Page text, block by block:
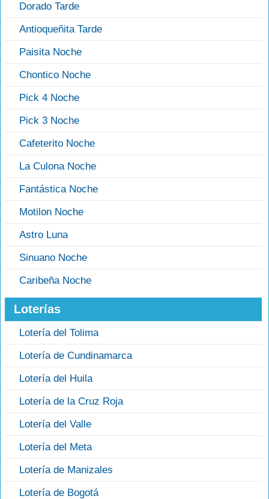
Dorado Tarde
Antioqueñita Tarde
Paisita Noche
Chontico Noche
Pick 4 Noche
Pick 3 Noche
Cafeterito Noche
La Culona Noche
Fantástica Noche
Motilon Noche
Astro Luna
Sinuano Noche
Caribeña Noche
Loterías
Lotería del Tolima
Lotería de Cundinamarca
Lotería del Huila
Lotería de la Cruz Roja
Lotería del Valle
Lotería del Meta
Lotería de Manizales
Lotería de Bogotá